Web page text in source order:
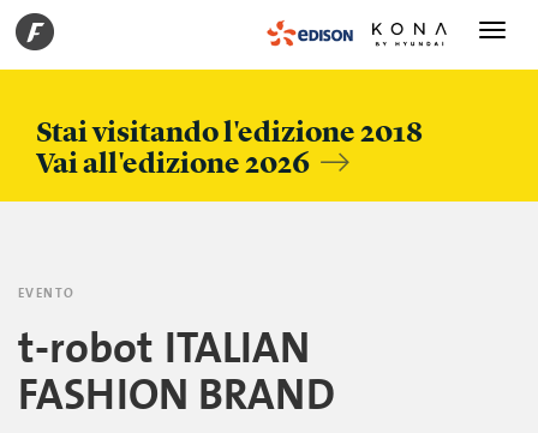
Stai visitando l'edizione 2018
Vai all'edizione 2026
Toggle
EVENTO
t-robot ITALIAN
FASHION BRAND